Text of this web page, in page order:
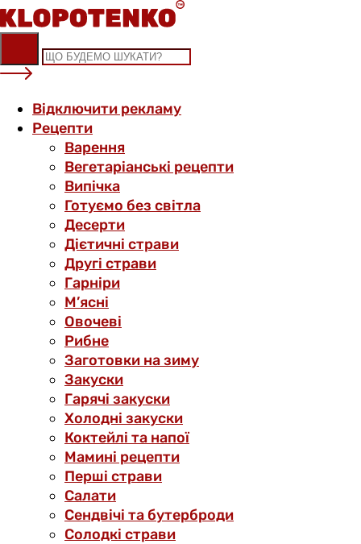
Skip
to
content
Відключити рекламу
Рецепти
Варення
Вегетаріанські рецепти
Випічка
Готуємо без світла
Десерти
Дієтичні страви
Другі страви
Гарніри
М’ясні
Овочеві
Рибне
Заготовки на зиму
Закуски
Гарячі закуски
Холодні закуски
Коктейлі та напої
Мамині рецепти
Перші страви
Салати
Сендвічі та бутерброди
Солодкі страви